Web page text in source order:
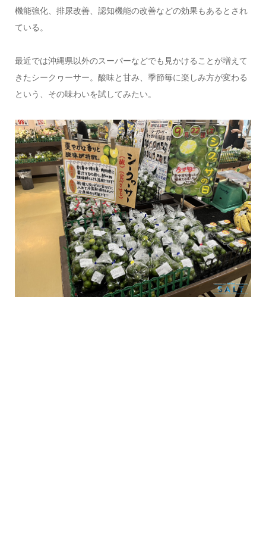
機能強化、排尿改善、認知機能の改善などの効果もあるとされ
ている。
最近では沖縄県以外のスーパーなどでも見かけることが増えて
きたシークヮーサー。酸味と甘み、季節毎に楽しみ方が変わる
という、その味わいを試してみたい。